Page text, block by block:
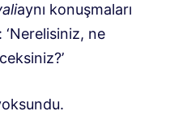
aynı konuşmaları
ne